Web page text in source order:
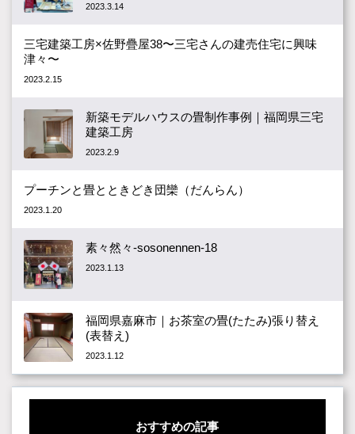
2023.3.14
三宅建築工房×佐野疊屋38〜三宅さんの建売住宅に興味
津々〜
2023.2.15
新築モデルハウスの畳制作事例｜福岡県三宅
建築工房
2023.2.9
プーチンと畳とときどき団欒（だんらん）
2023.1.20
素々然々-sosonennen-18
2023.1.13
福岡県嘉麻市｜お茶室の畳(たたみ)張り替え
(表替え)
2023.1.12
おすすめの記事